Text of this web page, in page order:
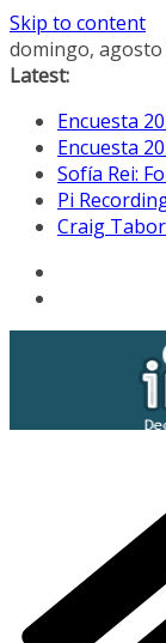
Skip to content
domingo, agosto
Latest:
Encuesta
Encuesta
Sofía Rei:
Pi
Craig